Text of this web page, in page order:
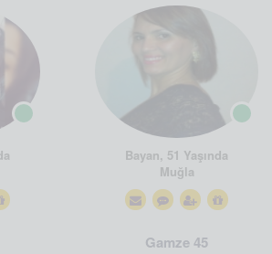
Bayan, 51 Yaşında
Muğla
Gamze 45